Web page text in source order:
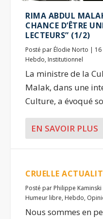
RIMA ABDUL
CHANCE D’ÊTRE
LECTEURS” (1/2)
Posté par Élodie Norto |
Hebdo, Institutionnel
La ministre de la
Malak, dans une
Culture, a évoqué
EN SAVOIR PLUS
CRUELLE
Posté par Philippe Kaminski
Humeur libre, Hebdo,
Nous sommes en